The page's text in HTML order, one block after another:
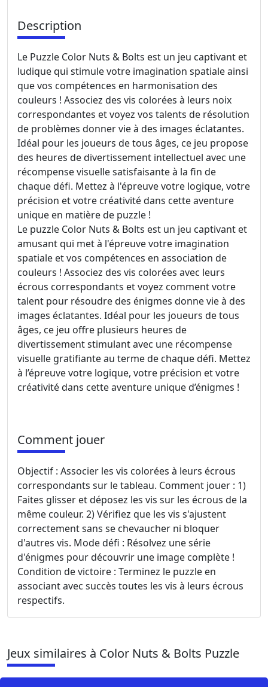
Description
Le Puzzle Color Nuts & Bolts est un jeu captivant et
ludique qui stimule votre imagination spatiale ainsi
que vos compétences en harmonisation des
couleurs ! Associez des vis colorées à leurs noix
correspondantes et voyez vos talents de résolution
de problèmes donner vie à des images éclatantes.
Idéal pour les joueurs de tous âges, ce jeu propose
des heures de divertissement intellectuel avec une
récompense visuelle satisfaisante à la fin de
chaque défi. Mettez à l'épreuve votre logique, votre
précision et votre créativité dans cette aventure
unique en matière de puzzle !
Le puzzle Color Nuts & Bolts est un jeu captivant et
amusant qui met à l'épreuve votre imagination
spatiale et vos compétences en association de
couleurs ! Associez des vis colorées avec leurs
écrous correspondants et voyez comment votre
talent pour résoudre des énigmes donne vie à des
images éclatantes. Idéal pour les joueurs de tous
âges, ce jeu offre plusieurs heures de
divertissement stimulant avec une récompense
visuelle gratifiante au terme de chaque défi. Mettez
à l’épreuve votre logique, votre précision et votre
créativité dans cette aventure unique d’énigmes !
Comment jouer
Objectif : Associer les vis colorées à leurs écrous
correspondants sur le tableau. Comment jouer : 1)
Faites glisser et déposez les vis sur les écrous de la
même couleur. 2) Vérifiez que les vis s'ajustent
correctement sans se chevaucher ni bloquer
d'autres vis. Mode défi : Résolvez une série
d'énigmes pour découvrir une image complète !
Condition de victoire : Terminez le puzzle en
associant avec succès toutes les vis à leurs écrous
respectifs.
Jeux similaires à Color Nuts & Bolts Puzzle